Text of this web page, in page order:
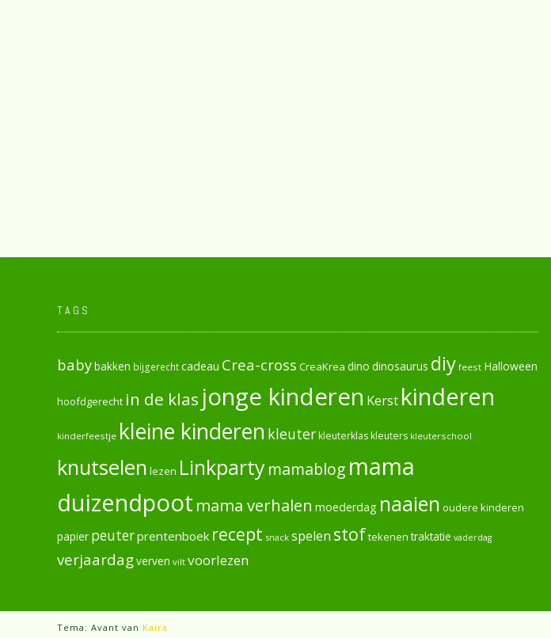
TAGS
babybakken bijgerechtcadeau Crea-cross CreaKrea dino dinosaurus diy feest Halloween
hoofdgerecht in de klas jonge kinderen Kerst kinderen
kinderfeestje kleine kinderen kleuterkleuterklaskleuters kleuterschool
knutselen lezen Linkpartymamablog mama
duizendpoot mama verhalen moederdag naaien oudere kinderen
papier peuterprentenboek recept snack spelen stoftekenen traktatie vaderdag
verjaardagverven vilt voorlezen
Tema: Avant van Kaira